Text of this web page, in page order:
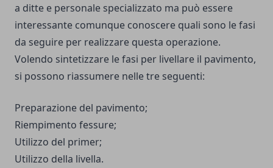
a ditte e personale specializzato ma può essere
interessante comunque conoscere quali sono le fasi
da seguire per realizzare questa operazione.
Volendo sintetizzare le fasi per livellare il pavimento,
si possono riassumere nelle tre seguenti:
Preparazione del pavimento;
Riempimento fessure;
Utilizzo del primer;
Utilizzo della livella.